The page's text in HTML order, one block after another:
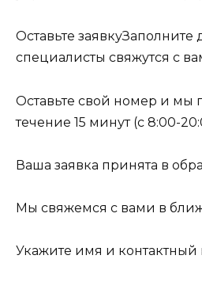
Оставьте
специалисты свяжутся с
Оставьте свой номер и мы
течение 15 минут (с 8:00-
Ваша заявка принята в
Мы свяжемся с вами в
Укажите имя и контактный